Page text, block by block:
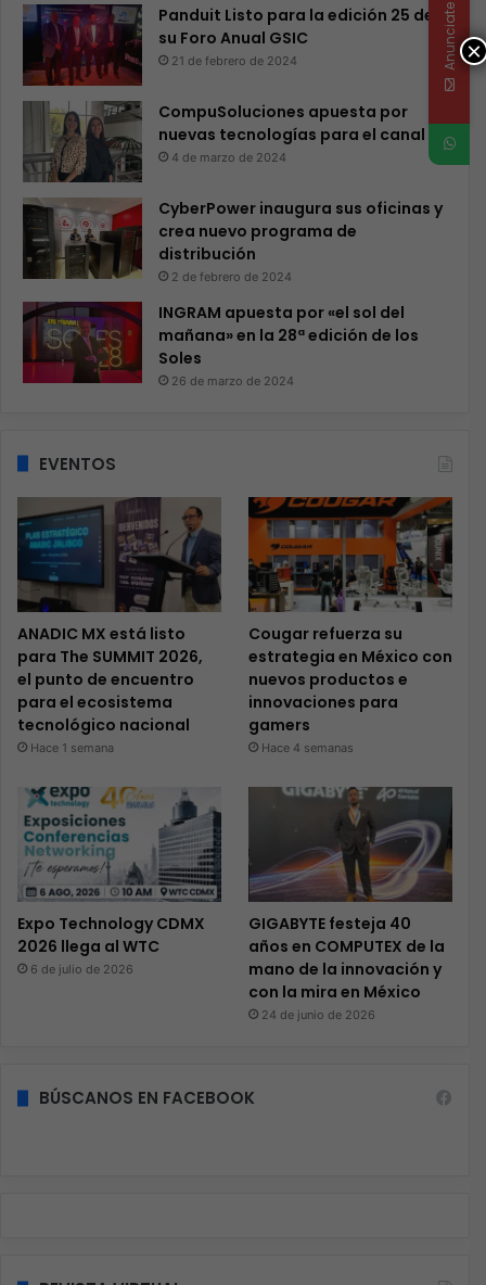
Panduit Listo para la edición 25 de
su Foro Anual GSIC
21 de febrero de 2024
CompuSoluciones apuesta por
nuevas tecnologías para el canal
4 de marzo de 2024
CyberPower inaugura sus oficinas y
crea nuevo programa de
distribución
2 de febrero de 2024
INGRAM apuesta por «el sol del
mañana» en la 28ª edición de los
Soles
26 de marzo de 2024
EVENTOS
ANADIC MX está listo
para The SUMMIT 2026,
el punto de encuentro
para el ecosistema
tecnológico nacional
Hace 1 semana
Cougar refuerza su
estrategia en México con
nuevos productos e
innovaciones para
gamers
Hace 4 semanas
Expo Technology CDMX
2026 llega al WTC
6 de julio de 2026
GIGABYTE festeja 40
años en COMPUTEX de la
mano de la innovación y
con la mira en México
24 de junio de 2026
BÚSCANOS EN FACEBOOK
×
Anunciate